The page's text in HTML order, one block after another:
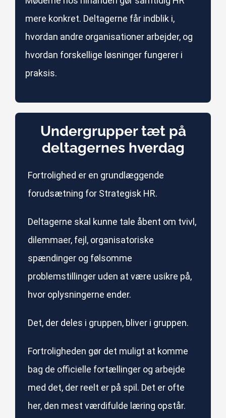
mere konkret. Deltagerne får indblik i,
hvordan andre organisationer arbejder, og
hvordan forskellige løsninger fungerer i
praksis.
Undergrupper tæt på
deltagernes hverdag
Fortrolighed er en grundlæggende
forudsætning for Strategisk HR.
Deltagerne skal kunne tale åbent om tvivl,
dilemmaer, fejl, organisatoriske
spændinger og følsomme
problemstillinger uden at være usikre på,
hvor oplysningerne ender.
Det, der deles i gruppen, bliver i gruppen.
Fortroligheden gør det muligt at komme
bag de officielle fortællinger og arbejde
med det, der reelt er på spil. Det er ofte
her, den mest værdifulde læring opstår.